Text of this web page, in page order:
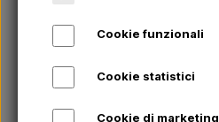
Cookie funzionali
Cookie statistici
Cookie di marketing